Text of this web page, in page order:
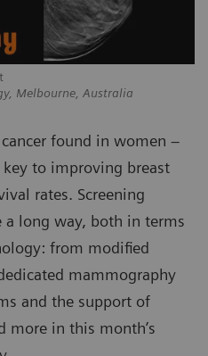
Melbourne, Australia
found in women –
to improving breast
rates. Screening
a long way, both in terms
from modified
mammography
and the support of
more in this month’s